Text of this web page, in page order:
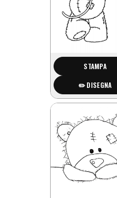
STAMPA
✏️ DISEGNA